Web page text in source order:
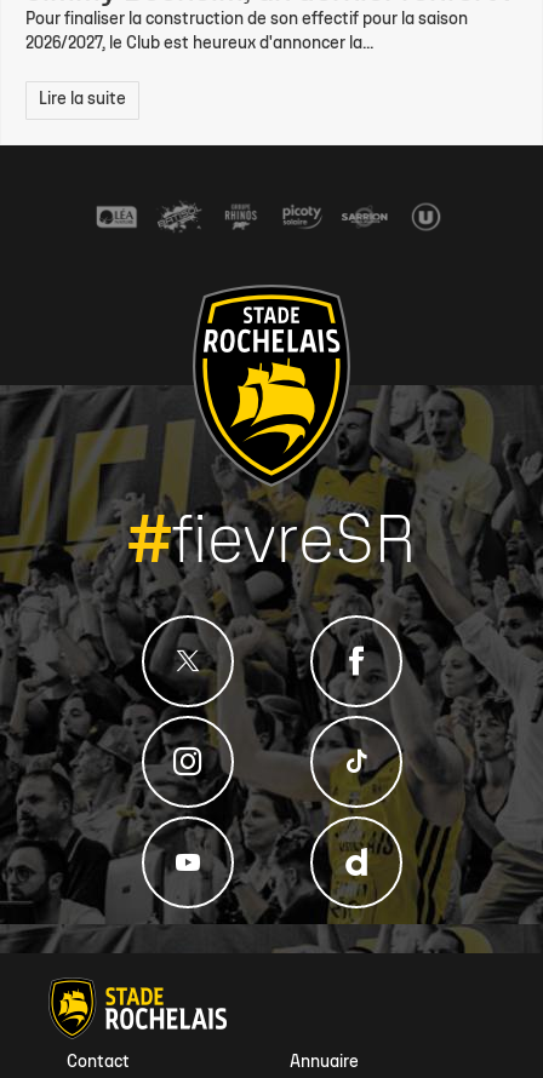
Pour finaliser la construction de son effectif pour la saison
2026/2027, le Club est heureux d'annoncer la...
Lire la suite
#fievreSR
Annuaire
Contact